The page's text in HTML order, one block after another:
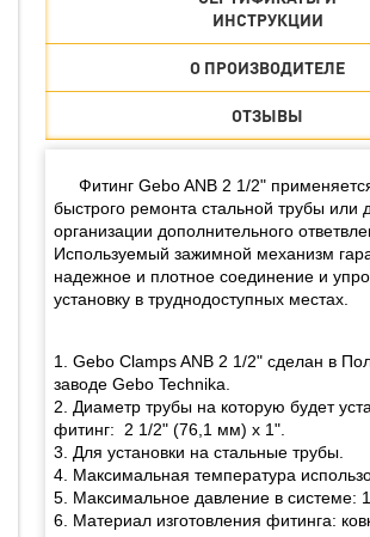
ИНСТРУКЦИИ
О ПРОИЗВОДИТЕЛЕ
ОТЗЫВЫ
Фитинг Gebo ANB 2 1/2"
быстрого ремонта стальной трубы или
организации дополнительного
Используемый зажимной механизм
надежное и плотное соединение и
установку в труднодоступных местах.
1. Gebo Clamps ANB 2 1/2" сделан в
заводе Gebo Technika.
2. Диаметр трубы на которую будет
фитинг: 2 1/2" (76,1 мм) x 1".
3. Для установки на стальные трубы.
4. Максимальная температура
5. Максимальное давление в системе:
6. Материал изготовления фитинга: